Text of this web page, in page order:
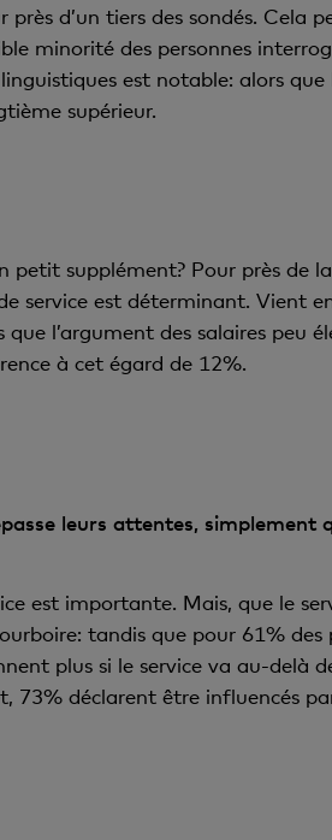
près d’un tiers des sondés.
minorité des personnes
est notable: alors
supérieur.
petit supplément? Pour près de
service est déterminant. Vient
l’argument des salaires peu
à cet égard de 12%.
leurs attentes, simplement
est importante. Mais, que le
tandis que pour 61%
plus si le service va au-delà
73% déclarent être influencés